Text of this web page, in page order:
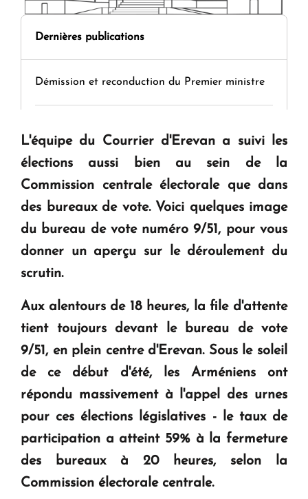
Dernières publications
Démission et reconduction du Premier ministre
guerre, on est tous des perdants »
" Tant qu'il n'existe pas d'alternative concrète, la
question d'un référendum ne se pose pas. "
KASA : 30 ans d'audace, de résilience et d'avenir
en Arménie
Le premier hôtel Hyatt Regency d'Arménie
ouvrira ses portes à Dilijan
L'équipe du Courrier d'Erevan a suivi les
élections aussi bien au sein de la
Commission centrale électorale que dans
des bureaux de vote. Voici quelques image
du bureau de vote numéro 9/51, pour vous
donner un aperçu sur le déroulement du
scrutin.
Aux alentours de 18 heures, la file d'attente
tient toujours devant le bureau de vote
9/51, en plein centre d'Erevan. Sous le soleil
de ce début d'été, les Arméniens ont
répondu massivement à l'appel des urnes
pour ces élections législatives - le taux de
participation a atteint 59% à la fermeture
des bureaux à 20 heures, selon la
Commission électorale centrale.